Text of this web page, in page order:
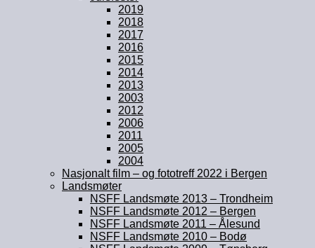
2019
2018
2017
2016
2015
2014
2013
2003
2012
2006
2011
2005
2004
Nasjonalt film – og fototreff 2022 i Bergen
Landsmøter
NSFF Landsmøte 2013 – Trondheim
NSFF Landsmøte 2012 – Bergen
NSFF Landsmøte 2011 – Ålesund
NSFF Landsmøte 2010 – Bodø